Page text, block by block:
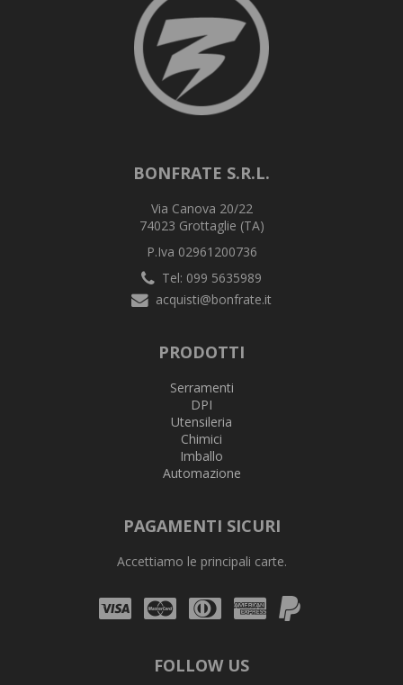
BONFRATE S.R.L.
Via Canova 20/22
74023 Grottaglie (TA)
P.Iva 02961200736
Tel: 099 5635989
acquisti@bonfrate.it
PRODOTTI
Serramenti
DPI
Utensileria
Chimici
Imballo
Automazione
PAGAMENTI SICURI
Accettiamo le principali carte.
Visa Mastercard
Diners
Club
AmexPayPal
FOLLOW US